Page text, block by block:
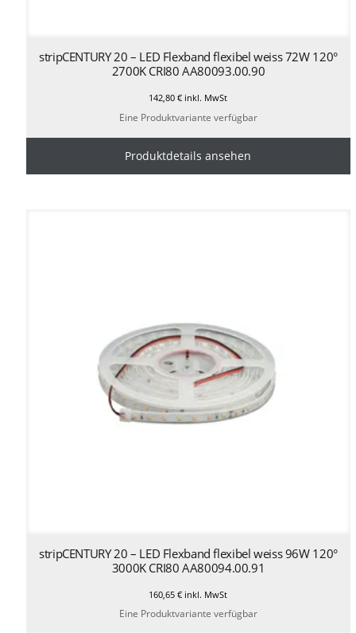
stripCENTURY 20 – LED Flexband flexibel weiss 72W 120°
2700K CRI80 AA80093.00.90
142,80€ inkl. MwSt
Eine Produktvariante verfügbar
Produktdetails ansehen
stripCENTURY 20 – LED Flexband flexibel weiss 96W 120°
3000K CRI80 AA80094.00.91
160,65€ inkl. MwSt
Eine Produktvariante verfügbar